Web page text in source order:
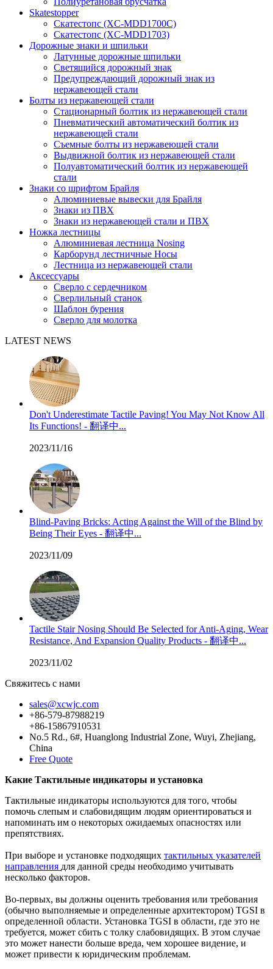
Skatestopper
Скатестопс (XC-MDD1700C)
Скатестопс (XC-MDD1703)
Дорожные знаки и шпильки
Латунные дорожные шпильки
Светящийся дорожный знак
Предупреждающий дорожный знак из
нержавеющей стали
Болты из нержавеющей стали
Стационарный болтик из нержавеющей стали
Пневматический автоматический болтик из
нержавеющей стали
Съемные болты из нержавеющей стали
Выдвижной болтик из нержавеющей стали
Полуавтоматический болтик из нержавеющей
стали
Знаки со шрифтом Брайля
Алюминиевые вывески для Брайля
Знаки из ПВХ
Знаки из нержавеющей стали и ПВХ
Ножка лестницы
Алюминиевая лестница Nosing
Карборунд лестничные Носы
Лестница из нержавеющей стали
Аксессуары
Сверло с сердечником
Сверлильный станок
Шаблон бурения
Сверло для молотка
LATEST NEWS
Don't Underestimate Tactile Paving! You May Not Know All
Its Functions! - 翻译中...
2023/11/16
Blind-Paving Bricks: Acting Against the Will of the Blind by
Being Their Eyes - 翻译中...
2023/11/09
Tactile Stair Nosing Should Be Selected for Anti-Aging, Wear
Resistance, And Expansion Quality Products - 翻译中...
2023/11/02
Свяжитесь с нами
sales@xcwjc.com
+86-579-87988219
+86-15867910531
No.5 Rd., 6#, Huanglong Industrial Zone, Wuyi, Zhejiang,
China
Free Quote
Какие Тактильные индикаторы и установка
Тактильные индикаторы используются для того, чтобы
помочь слепым и слабовидящим людям ориентироваться и
напоминать им о некоторых ожидаемых опасностях или
препятствиях.
При выборе и установке подходящих тактильных указателей
направления для данной среды необходимо учитывать
несколько факторов.
Во-первых, вы должны оценить требования или требования
(обычно выполняемые и определенные архитектором) TGSI в
определенной области. Установка TGSI в области, где это не
требуется, может сбить с толку слабовидящих. В этом случае
это может нанести больше вреда, чем хорошее видение, и
может привести к юридическим проблемам.